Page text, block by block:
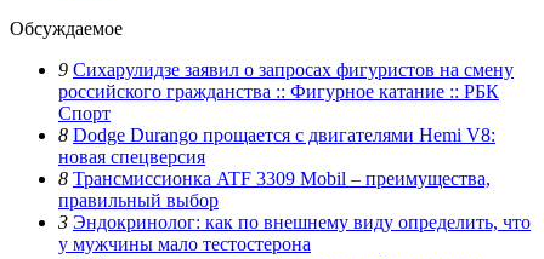
Обсуждаемое
9 Сихарулидзе заявил о запросах фигуристов на смену
российского гражданства :: Фигурное катание :: РБК
Спорт
8 Dodge Durango прощается с двигателями Hemi V8:
новая спецверсия
8 Трансмиссионка ATF 3309 Mobil – преимущества,
правильный выбор
3 Эндокринолог: как по внешнему виду определить, что
у мужчины мало тестостерона